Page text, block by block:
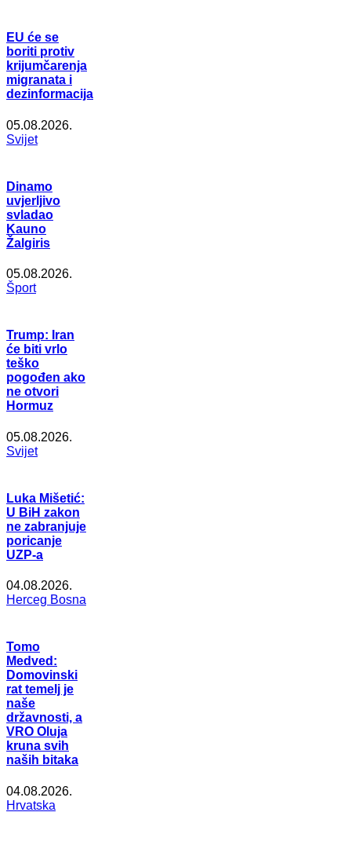
EU će se
boriti protiv
krijumčarenja
migranata i
dezinformacija
05.08.2026.
Svijet
Dinamo
uvjerljivo
svladao
Kauno
Žalgiris
05.08.2026.
Šport
Trump: Iran
će biti vrlo
teško
pogođen ako
ne otvori
Hormuz
05.08.2026.
Svijet
Luka Mišetić:
U BiH zakon
ne zabranjuje
poricanje
UZP-a
04.08.2026.
Herceg Bosna
Tomo
Medved:
Domovinski
rat temelj je
naše
državnosti, a
VRO Oluja
kruna svih
naših bitaka
04.08.2026.
Hrvatska